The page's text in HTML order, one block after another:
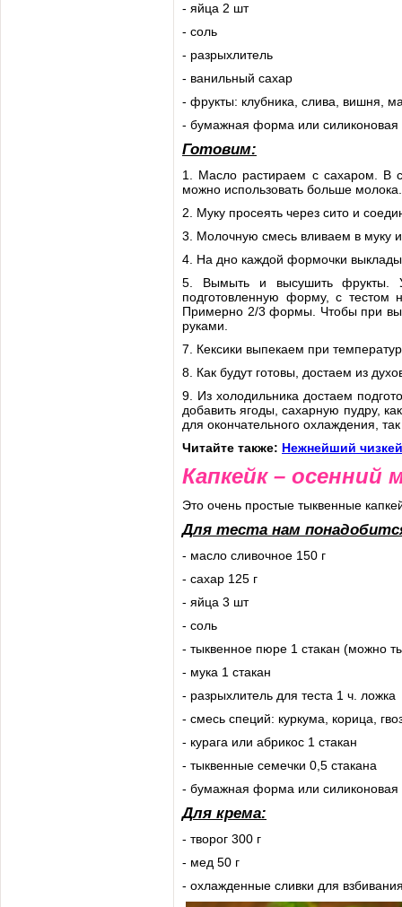
- яйца 2 шт
- соль
- разрыхлитель
- ванильный сахар
- фрукты: клубника, слива, вишня,
- бумажная форма или силиконовая
Готовим:
1. Масло растираем с сахаром. В
можно использовать больше молока.
2. Муку просеять через сито и
3. Молочную смесь вливаем в муку
4. На дно каждой формочки
5. Вымыть и высушить фрукты.
подготовленную форму, с тестом
Примерно 2/3 формы. Чтобы при
руками.
7. Кексики выпекаем при
8. Как будут готовы, достаем из
9. Из холодильника достаем
добавить ягоды, сахарную пудру,
для окончательного охлаждения,
Читайте также: Нежнейший
Капкейк – осенний
Это очень простые тыквенные
Для теста нам
- масло сливочное 150 г
- сахар 125 г
- яйца 3 шт
- соль
- тыквенное пюре 1 стакан (можно
- мука 1 стакан
- разрыхлитель для теста 1 ч. ложка
- смесь специй: куркума, корица,
- курага или абрикос 1 стакан
- тыквенные семечки 0,5 стакана
- бумажная форма или силиконовая
Для крема:
- творог 300 г
- мед 50 г
- охлажденные сливки для